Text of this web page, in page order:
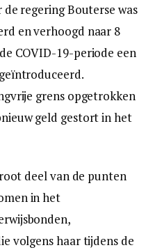
regering Bouterse was
en verhoogd naar 8
COVID-19-periode een
grens opgetrokken
geld gestort in het
deel van de punten
in het
volgens haar tijdens de